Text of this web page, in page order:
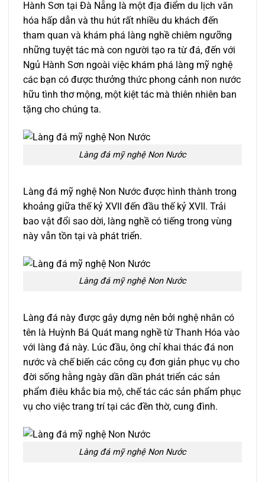
Hành Sơn tại Đà Nẵng là một địa điểm du lịch văn
hóa hấp dẫn và thu hút rất nhiều du khách đến
tham quan và khám phá làng nghề chiêm ngưỡng
những tuyệt tác mà con người tạo ra từ đá, đến với
Ngủ Hành Sơn ngoài việc khám phá làng mỹ nghệ
các bạn có được thưởng thức phong cảnh non nước
hữu tình thơ mộng, một kiệt tác mà thiên nhiên ban
tặng cho chúng ta.
Làng đá mỹ nghệ Non Nước
Làng đá mỹ nghệ Non Nước được hình thành trong
khoảng giữa thế kỷ XVII đến đầu thế kỷ XVII. Trải
bao vật đổi sao dời, làng nghề có tiếng trong vùng
này vẫn tồn tại và phát triển.
Làng đá mỹ nghệ Non Nước
Làng đá này được gây dựng nên bởi nghệ nhân có
tên là Huỳnh Bá Quát mang nghề từ Thanh Hóa vào
với làng đá này. Lúc đầu, ông chỉ khai thác đá non
nước và chế biến các công cụ đơn giản phục vụ cho
đời sống hằng ngày dần dần phát triển các sản
phẩm điêu khắc bia mộ, chế tác các sản phẩm phục
vụ cho việc trang trí tại các đền thờ, cung đình.
Làng đá mỹ nghệ Non Nước